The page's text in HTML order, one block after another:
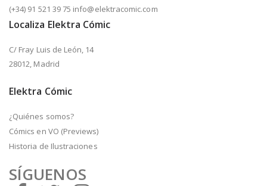
(+34) 91 521 39 75 info@elektracomic.com
Localiza Elektra Cómic
C/ Fray Luis de León, 14
28012, Madrid
Elektra Cómic
¿Quiénes somos?
Cómics en VO (Previews)
Historia de Ilustraciones
SÍGUENOS